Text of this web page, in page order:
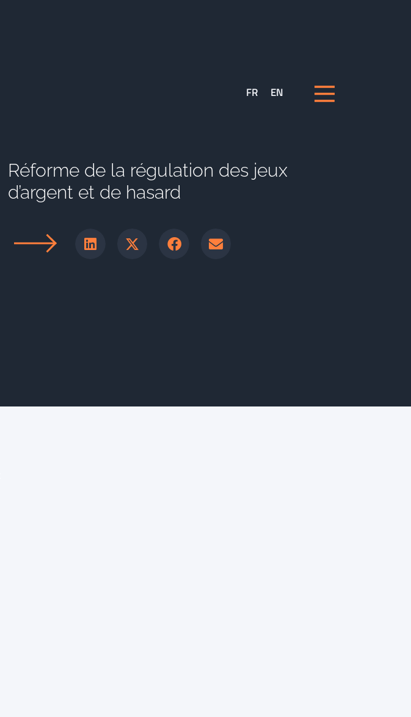
FR EN
Réforme de la régulation des jeux
d’argent et de hasard